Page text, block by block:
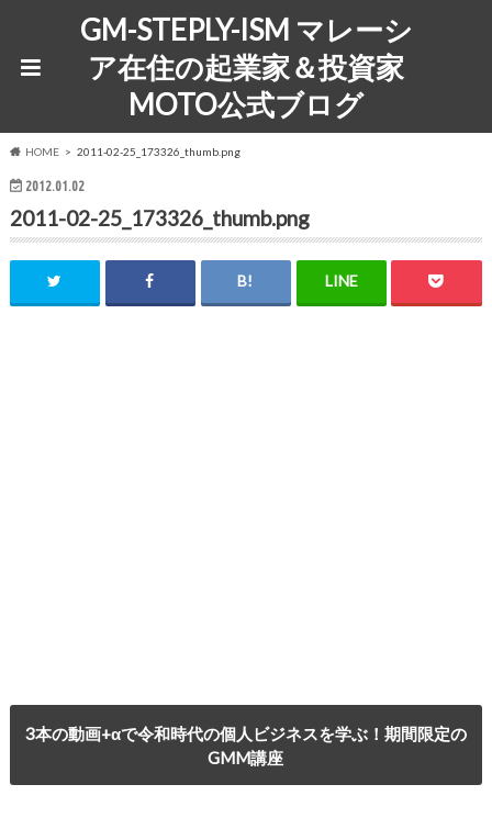
GM-STEPLY-ISM マレーシ
ア在住の起業家＆投資家
MOTO公式ブログ
HOME 2011-02-25_173326_thumb.png
2012.01.02
2011-02-25_173326_thumb.png
3本の動画+αで令和時代の個人ビジネスを学ぶ！期間限定の
GMM講座